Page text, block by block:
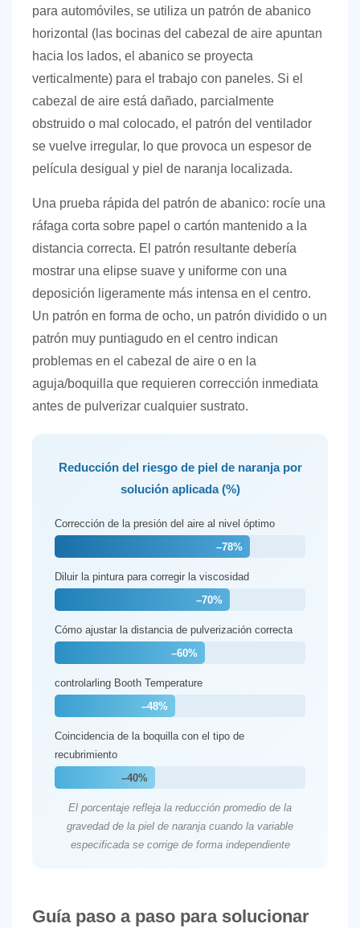
para automóviles, se utiliza un patrón de abanico
horizontal (las bocinas del cabezal de aire apuntan
hacia los lados, el abanico se proyecta
verticalmente) para el trabajo con paneles. Si el
cabezal de aire está dañado, parcialmente
obstruido o mal colocado, el patrón del ventilador
se vuelve irregular, lo que provoca un espesor de
película desigual y piel de naranja localizada.
Una prueba rápida del patrón de abanico: rocíe una
ráfaga corta sobre papel o cartón mantenido a la
distancia correcta. El patrón resultante debería
mostrar una elipse suave y uniforme con una
deposición ligeramente más intensa en el centro.
Un patrón en forma de ocho, un patrón dividido o un
patrón muy puntiagudo en el centro indican
problemas en el cabezal de aire o en la
aguja/boquilla que requieren corrección inmediata
antes de pulverizar cualquier sustrato.
Reducción del riesgo de piel de naranja por
solución aplicada (%)
Corrección de la presión del aire al nivel óptimo
–78%
Diluir la pintura para corregir la viscosidad
–70%
Cómo ajustar la distancia de pulverización correcta
–60%
controlarling Booth Temperature
–48%
Coincidencia de la boquilla con el tipo de
recubrimiento
–40%
El porcentaje refleja la reducción promedio de la
gravedad de la piel de naranja cuando la variable
especificada se corrige de forma independiente
Guía paso a paso para solucionar